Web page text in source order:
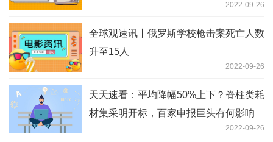
2022-09-26
全球观速讯丨俄罗斯学校枪击案死亡人数
升至15人
2022-09-26
天天速看：平均降幅50%上下？脊柱类耗
材集采明开标，百家申报巨头有何影响
2022-09-26